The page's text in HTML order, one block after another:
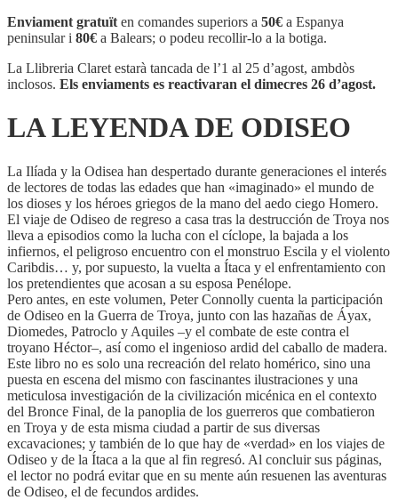
Enviament gratuït en comandes superiors a 50€ a Espanya
peninsular i 80€ a Balears; o podeu recollir-lo a la botiga.
La Llibreria Claret estarà tancada de l’1 al 25 d’agost, ambdòs
inclosos. Els enviaments es reactivaran el dimecres 26 d’agost.
LA LEYENDA DE ODISEO
La Ilíada y la Odisea han despertado durante generaciones el interés
de lectores de todas las edades que han «imaginado» el mundo de
los dioses y los héroes griegos de la mano del aedo ciego Homero.
El viaje de Odiseo de regreso a casa tras la destrucción de Troya nos
lleva a episodios como la lucha con el cíclope, la bajada a los
infiernos, el peligroso encuentro con el monstruo Escila y el violento
Caribdis… y, por supuesto, la vuelta a Ítaca y el enfrentamiento con
los pretendientes que acosan a su esposa Penélope.
Pero antes, en este volumen, Peter Connolly cuenta la participación
de Odiseo en la Guerra de Troya, junto con las hazañas de Áyax,
Diomedes, Patroclo y Aquiles –y el combate de este contra el
troyano Héctor–, así como el ingenioso ardid del caballo de madera.
Este libro no es solo una recreación del relato homérico, sino una
puesta en escena del mismo con fascinantes ilustraciones y una
meticulosa investigación de la civilización micénica en el contexto
del Bronce Final, de la panoplia de los guerreros que combatieron
en Troya y de esta misma ciudad a partir de sus diversas
excavaciones; y también de lo que hay de «verdad» en los viajes de
Odiseo y de la Ítaca a la que al fin regresó. Al concluir sus páginas,
el lector no podrá evitar que en su mente aún resuenen las aventuras
de Odiseo, el de fecundos ardides.